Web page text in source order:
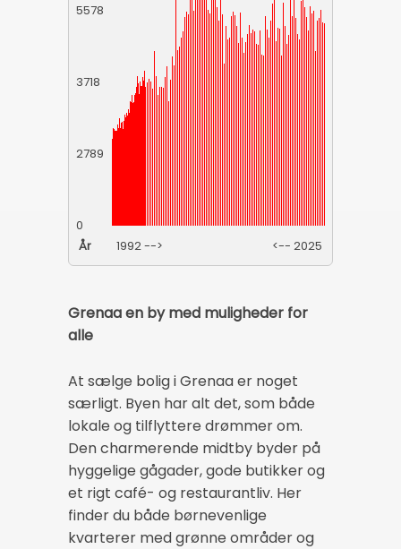
5578
3718
2789
0
År
1992 --> <-- 2025
Grenaa en by med muligheder for
alle
At sælge bolig i Grenaa er noget
særligt. Byen har alt det, som både
lokale og tilflyttere drømmer om.
Den charmerende midtby byder på
hyggelige gågader, gode butikker og
et rigt café- og restaurantliv. Her
finder du både børnevenlige
kvarterer med grønne områder og